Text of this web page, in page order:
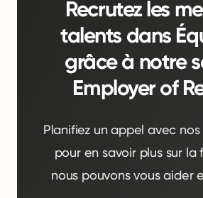
Recrutez les
talents dans
grâce à notre
Employer of
Planifiez un appel avec nos
pour en savoir plus sur la
nous pouvons vous aider